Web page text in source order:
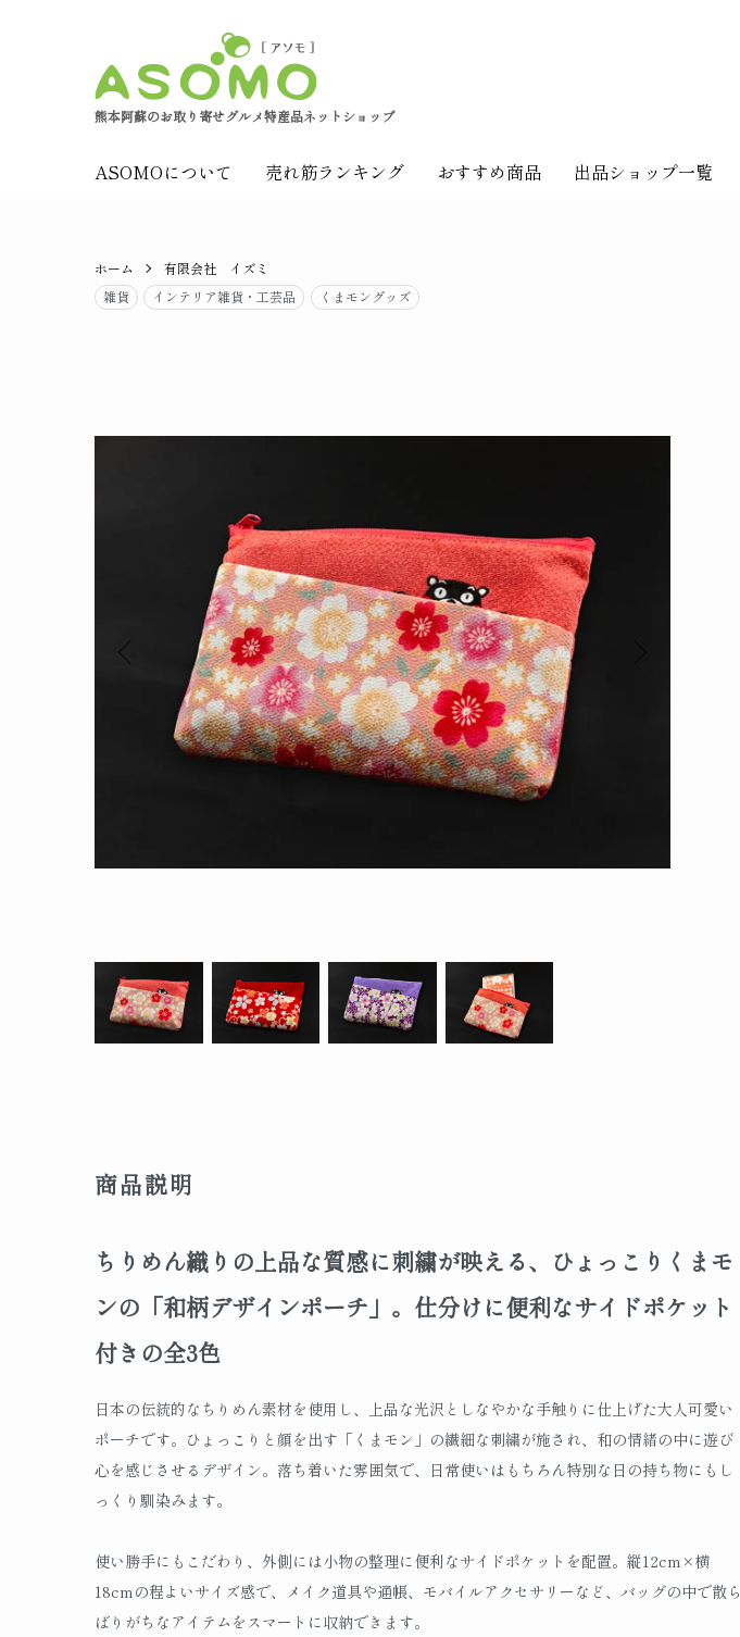
熊本阿蘇のお取り寄せグルメ特産品ネットショップ
ASOMOについて 売れ筋ランキング おすすめ商品 出品ショップ一覧
ホーム
有限会社 イズミ
雑貨
インテリア雑貨・工芸品 くまモングッズ
商品説明
ちりめん織りの上品な質感に刺繍が映える、ひょっこりくまモ
ンの「和柄デザインポーチ」。仕分けに便利なサイドポケット
付きの全3色
日本の伝統的なちりめん素材を使用し、上品な光沢としなやかな手触りに仕上げた大人可愛い
ポーチです。ひょっこりと顔を出す「くまモン」の繊細な刺繍が施され、和の情緒の中に遊び
心を感じさせるデザイン。落ち着いた雰囲気で、日常使いはもちろん特別な日の持ち物にもし
っくり馴染みます。
使い勝手にもこだわり、外側には小物の整理に便利なサイドポケットを配置。縦12cm×横
18cmの程よいサイズ感で、メイク道具や通帳、モバイルアクセサリーなど、バッグの中で散ら
ばりがちなアイテムをスマートに収納できます。